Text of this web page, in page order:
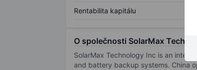
Rentabilita kapitálu
O společnosti SolarMax
SolarMax Technology Inc is an
and battery backup systems. China